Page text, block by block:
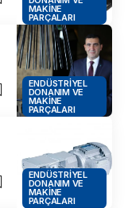
MAKINE
PARÇALARI
ENDÜSTRIYEL
DONANIM VE
MAKINE
PARÇALARI
ENDÜSTRIYEL
DONANIM VE
MAKINE
PARÇALARI